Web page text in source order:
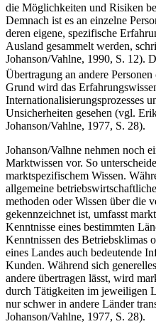
die Möglichkeiten und Risiken
Demnach ist es an einzelne
deren eigene, spezifische
Ausland gesammelt werden,
Johanson/Vahlne, 1990, S. 12).
Übertragung an andere
Grund wird das
Internationalisierungsprozesses
Unsicherheiten gesehen (vgl.
Johanson/Vahlne, 1977, S. 28).
Johanson/Valhne nehmen noch
Marktwissen vor. So
marktspezifischem Wissen.
allgemeine
methoden oder Wissen über die
gekennzeichnet ist, umfasst
Kenntnisse eines bestimmten
Kenntnissen des Betriebsklimas
eines Landes auch bedeutende
Kunden. Während sich
andere übertragen lässt, wird
durch Tätigkeiten im jeweiligen
nur schwer in andere Länder
Johanson/Vahlne, 1977, S. 28).